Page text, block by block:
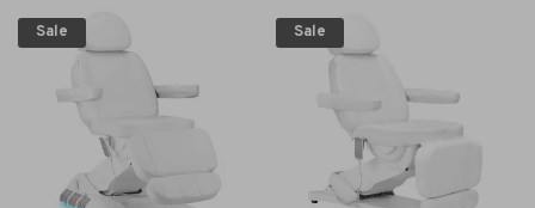
Sale Sale